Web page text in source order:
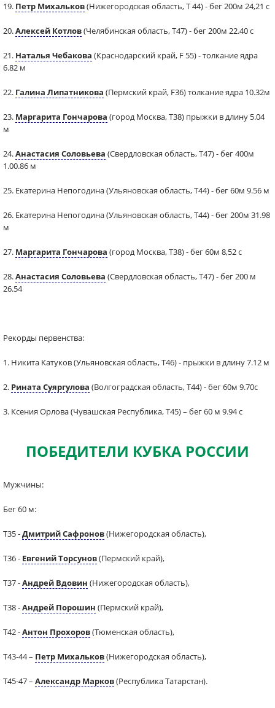
19. Петр Михальков(Нижегородская область, Т 44) - бег 200м 24,21 с
20.Алексей Котлов(Челябинская область, Т47) - бег 200м 22.40 с
21. Наталья Чебакова (Краснодарский край, F 55) - толкание ядра
6.82 м
22. Галина Липатникова (Пермский край, F36) толкание ядра 10.32м
23. Маргарита Гончарова (город Москва, Т38) прыжки в длину 5.04
м
24.Анастасия Соловьева (Свердловская область, Т47) - бег 400м
1.00.86 м
25. Екатерина Непогодина (Ульяновская область, Т44) - бег 60м 9.56 м
26. Екатерина Непогодина (Ульяновская область, Т44) - бег 200м 31.98
м
27. Маргарита Гончарова (город Москва, Т38) - бег 60м 8,52 с
28.Анастасия Соловьева (Свердловская область, Т47) - бег 200 м
26.54
Рекорды первенства:
1. Никита Катуков (Ульяновская область, Т46) - прыжки в длину 7.12 м
2. Рината Суяргулова (Волгоградская область, Т44) - бег 60м 9.70с
3. Ксения Орлова (Чувашская Республика, Т45) – бег 60 м 9.94 с
ПОБЕДИТЕЛИ КУБКА РОССИИ
Мужчины:
Бег 60 м:
Т35 -Дмитрий Сафронов(Нижегородская область),
Т36 - Евгений Торсунов(Пермский край),
Т37 -Андрей Вдовин (Нижегородская область),
Т38 -Андрей Порошин (Пермский край),
Т42 -Антон Прохоров(Тюменская область),
Т43-44 – Петр Михальков(Нижегородская область),
Т45-47 – Александр Марков(Республика Татарстан).